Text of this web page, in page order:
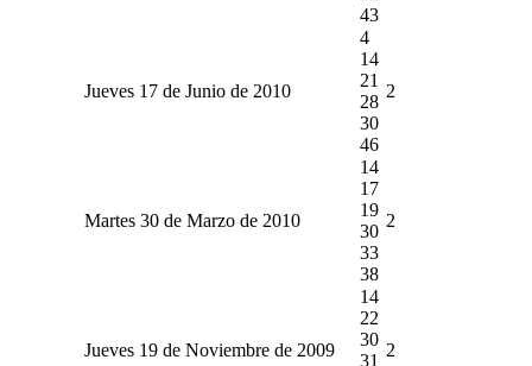
43
Jueves 17 de Junio de 2010
4
14
21
28
30
46
2
Martes 30 de Marzo de 2010
14
17
19
30
33
38
2
Jueves 19 de Noviembre de 2009
14
22
30
31
2